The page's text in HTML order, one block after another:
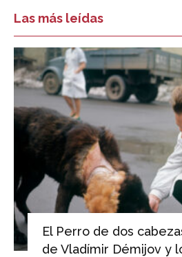
Las más leídas
El Perro de dos
de Vladímir Démijov y